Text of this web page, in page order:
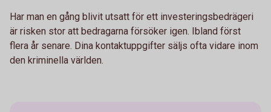
Har man en gång blivit utsatt för ett investeringsbedrägeri
är risken stor att bedragarna försöker igen. Ibland först
flera år senare. Dina kontaktuppgifter säljs ofta vidare inom
den kriminella världen.